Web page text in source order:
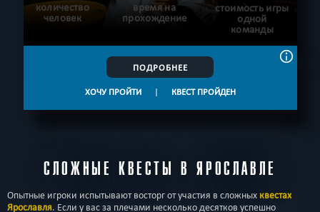
количество
человек
время на
прохождение
стоимость игры
одной
команды
ПОДРОБНЕЕ
ХОЧУ ПРОЙТИ | КВЕСТ ПРОЙДЕН
СЛОЖНЫЕ КВЕСТЫ В ЯРОСЛАВЛЕ
Опытные игроки испытывают восторг от участия в сложных квестах
Ярославля. Если у вас за плечами несколько десятков успешно